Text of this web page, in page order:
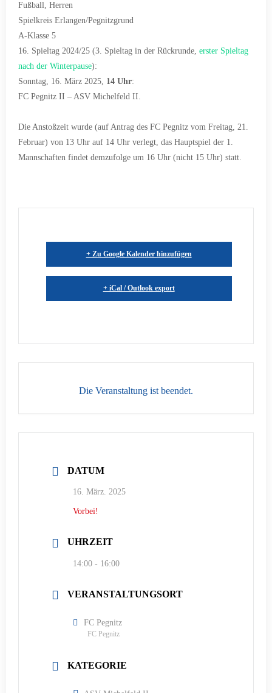
Fußball, Herren
Spielkreis Erlangen/Pegnitzgrund
A-Klasse 5
16. Spieltag 2024/25 (3. Spieltag in der Rückrunde, erster Spieltag
nach der Winterpause):
Sonntag, 16. März 2025, 14 Uhr:
FC Pegnitz II – ASV Michelfeld II.
Die Anstoßzeit wurde (auf Antrag des FC Pegnitz vom Freitag, 21.
Februar) von 13 Uhr auf 14 Uhr verlegt, das Hauptspiel der 1.
Mannschaften findet demzufolge um 16 Uhr (nicht 15 Uhr) statt.
+ Zu Google Kalender hinzufügen
+ iCal / Outlook export
Die Veranstaltung ist beendet.
DATUM
16. März. 2025
Vorbei!
UHRZEIT
14:00 - 16:00
VERANSTALTUNGSORT
FC Pegnitz
FC Pegnitz
KATEGORIE